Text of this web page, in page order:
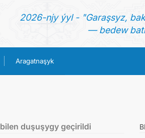
2026-njy ýyl - "Garaşsyz,
— bedew
Aragatnaşyk
duşuşygy geçirildi